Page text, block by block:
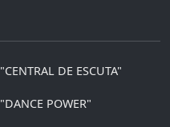
"CENTRAL DE ESCUTA"
"DANCE POWER"